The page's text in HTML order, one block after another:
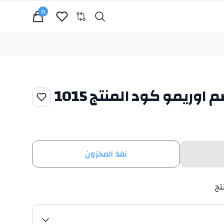
Search
0
view bag
كود المنتج 1015
نفذ المخزون